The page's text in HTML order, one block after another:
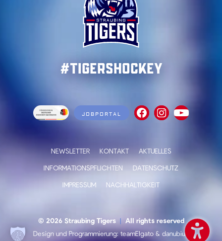
#TigersHockey
JOBPORTAL
NEWSLETTER KONTAKT
AKTUELLES
INFORMATIONSPFLICHTEN
DATENSCHUTZ
IMPRESSUM
NACHHALTIGKEIT
© 2026 Straubing Tigers | All rights reserved
Design und Programmierung: teamElgato & danubius